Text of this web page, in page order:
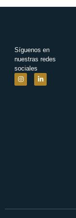
Síguenos en
nuestras redes
sociales